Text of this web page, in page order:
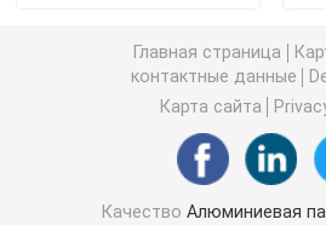
Струбцина зажима весны
стальной канал
стальной провод
Главная страница
контактные данные
Карта сайта
КачествоАлюминиевая